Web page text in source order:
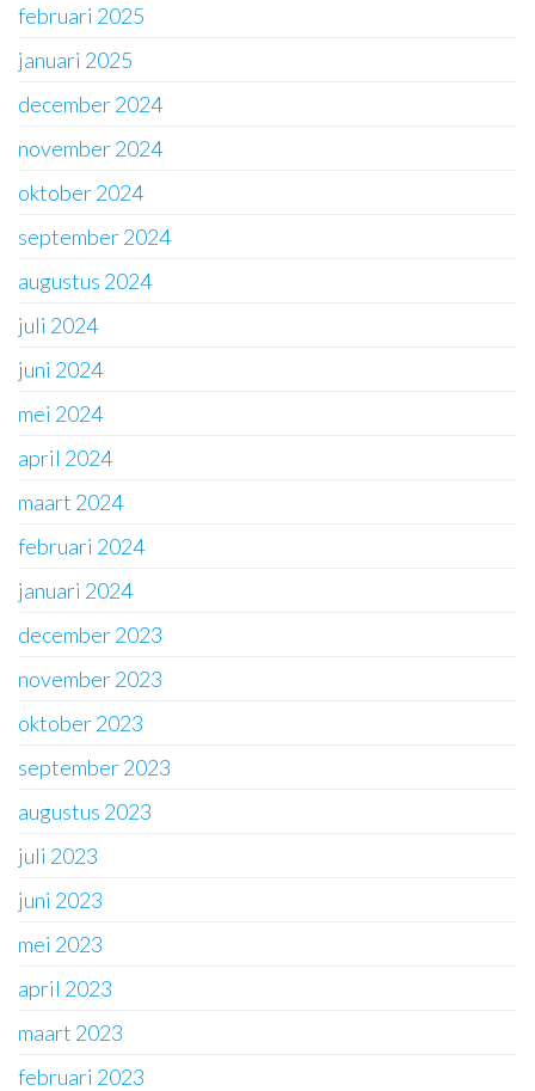
februari 2025
januari 2025
december 2024
november 2024
oktober 2024
september 2024
augustus 2024
juli 2024
juni 2024
mei 2024
april 2024
maart 2024
februari 2024
januari 2024
december 2023
november 2023
oktober 2023
september 2023
augustus 2023
juli 2023
juni 2023
mei 2023
april 2023
maart 2023
februari 2023